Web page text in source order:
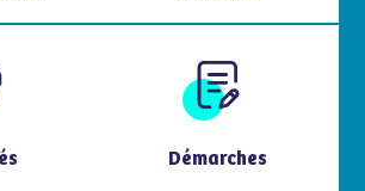
Démarches